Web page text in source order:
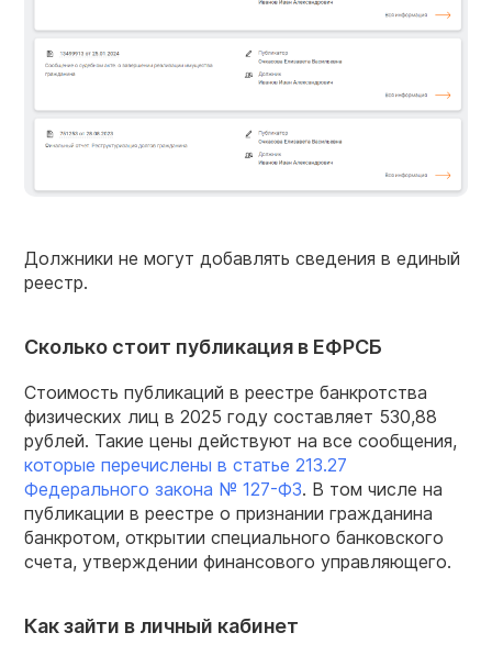
Должники не могут добавлять сведения в единый
реестр.
Сколько стоит публикация в ЕФРСБ
Стоимость публикаций в реестре банкротства
физических лиц в 2025 году составляет 530,88
рублей. Такие цены действуют на все сообщения,
которые перечислены в статье 213.27
Федерального закона № 127-ФЗ. В том числе на
публикации в реестре о признании гражданина
банкротом, открытии специального банковского
счета, утверждении финансового управляющего.
Как зайти в личный кабинет